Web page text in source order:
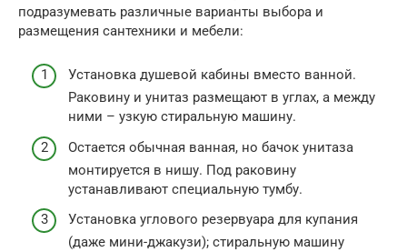
подразумевать различные варианты выбора и
размещения сантехники и мебели:
Установка душевой кабины вместо ванной.
Раковину и унитаз размещают в углах, а между
ними – узкую стиральную машину.
Остается обычная ванная, но бачок унитаза
монтируется в нишу. Под раковину
устанавливают специальную тумбу.
Установка углового резервуара для купания
(даже мини-джакузи); стиральную машину